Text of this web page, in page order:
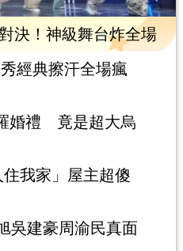
決！神級舞台炸全場
經典擦汗全場瘋
婚禮 竟是超大烏
我家」屋主超傻
吳建豪周渝民真面